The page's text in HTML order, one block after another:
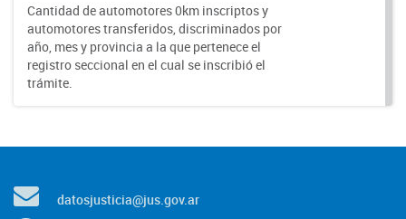
Cantidad de automotores 0km inscriptos y
automotores transferidos, discriminados por
año, mes y provincia a la que pertenece el
registro seccional en el cual se inscribió el
trámite.
datosjusticia@jus.gov.ar